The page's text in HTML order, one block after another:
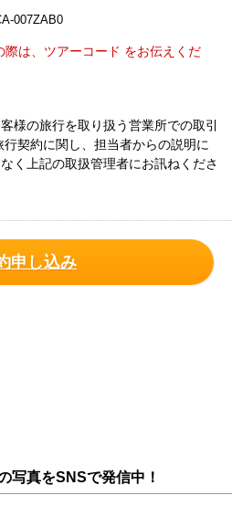
007ZAB0
は、ツアーコード をお伝えくだ
様の旅行を取り扱う営業所での取引
契約に関し、担当者からの説明に
く上記の取扱管理者にお訊ねくださ
申し込み
写真をSNSで発信中！